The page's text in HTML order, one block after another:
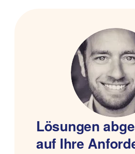
Lösungen
auf Ihre